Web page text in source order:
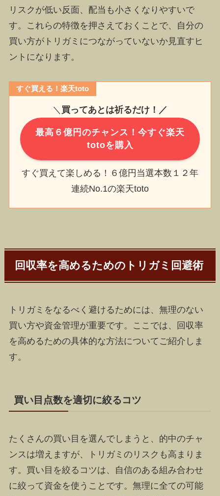
リスクが低い反面、配当も小さくなりやすいで
す。これらの特徴を押さえておくことで、自分の
買い方がトリガミにつながっていないか見直すヒ
ントになります。
すぐ買える！楽天toto
＼ 買ってあとは祈るだけ！／
最高６億円のチャンス！今すぐ楽天
totoを購入
すぐ買えて楽しめる！６億円当選本数１２年
連続No.1の楽天toto
回収率を高めるためのトリガミ回避術
トリガミをなるべく避けるためには、無理のない
買い方や資金管理が重要です。ここでは、回収率
を高めるための具体的な方法についてご紹介しま
す。
買い目点数を適切に絞るコツ
たくさんの買い目を選んでしまうと、的中のチャ
ンスは増えますが、トリガミのリスクも高まりま
す。買い目を絞るコツは、自信のある組み合わせ
に絞って資金を使うことです。無理に全ての可能